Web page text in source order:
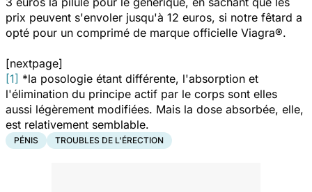
prix peuvent s'envoler jusqu'à 12 euros, si notre fêtard a
opté pour un comprimé de marque officielle Viagra®.
[nextpage]
[1] *la posologie étant différente, l'absorption et
l'élimination du principe actif par le corps sont elles
aussi légèrement modifiées. Mais la dose absorbée, elle,
est relativement semblable.
PÉNIS TROUBLES DE L'ÉRECTION